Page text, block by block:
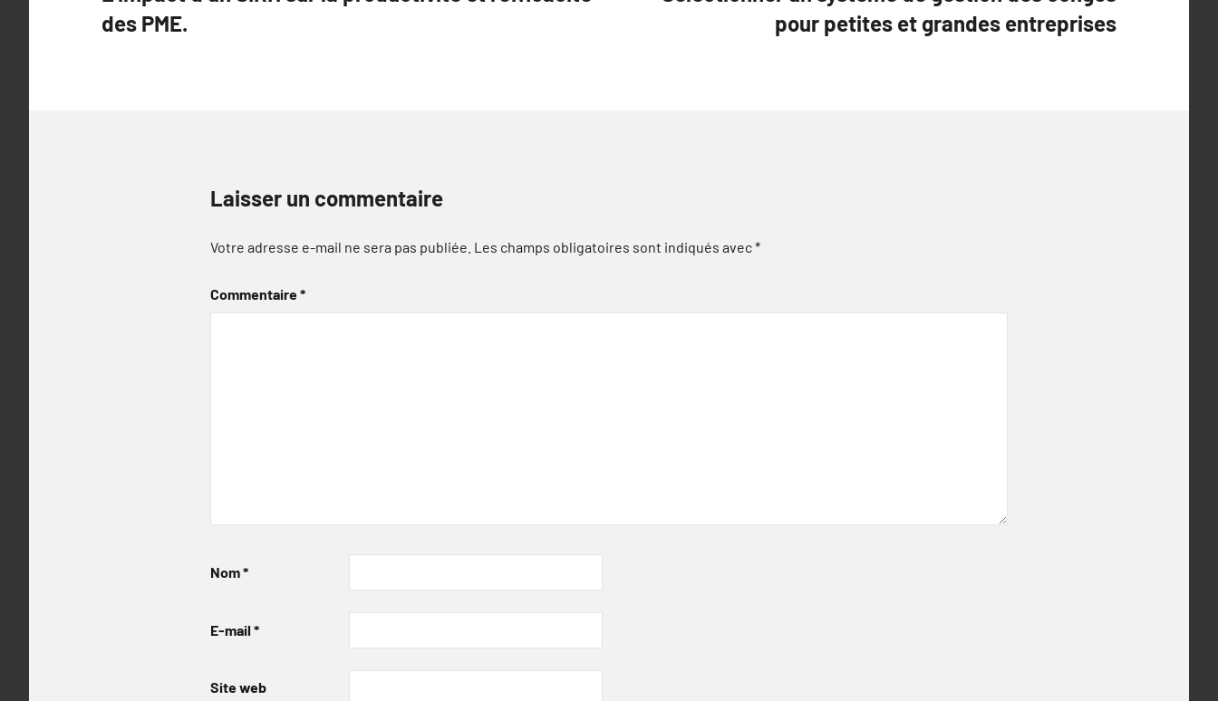
l’article
des PME.
pour petites et grandes entreprises
Laisser un commentaire
Votre adresse e-mail ne sera pas publiée. Les champs obligatoires sont indiqués avec*
Commentaire*
Nom*
E-mail *
Site web